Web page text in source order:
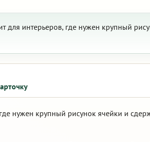
для интерьеров, где нужен крупный
нужен крупный рисунок ячейки и